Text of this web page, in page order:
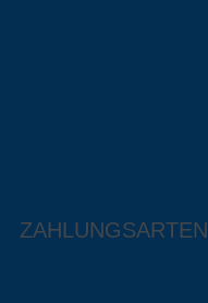
ZAHLUNGSARTEN